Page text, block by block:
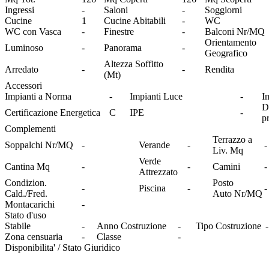
Ingressi
- Saloni -
Soggiorni
Cucine
1 Cucine Abitabili -
WC
WC con Vasca
- Finestre -
Balconi Nr/MQ
Luminoso
- Panorama -
Orientamento
Geografico
Arredato
-
Altezza Soffitto
(Mt)
-
Rendita
Accessori
Impianti a Norma
- Impianti Luce -
Certificazione Energetica
C IPE -
Complementi
Soppalchi Nr/MQ
- Verande -
Terrazzo a
Liv. Mq
-
Cantina Mq -
Verde
Attrezzato
- Camini
-
Condizion.
Cald./Fred.
- Piscina -
Posto
Auto Nr/MQ
-
Montacarichi
-
Stato d'uso
Stabile
- Anno Costruzione - Tipo Costruzione -
Zona censuaria
- Classe
-
Disponibilita' / Stato Giuridico